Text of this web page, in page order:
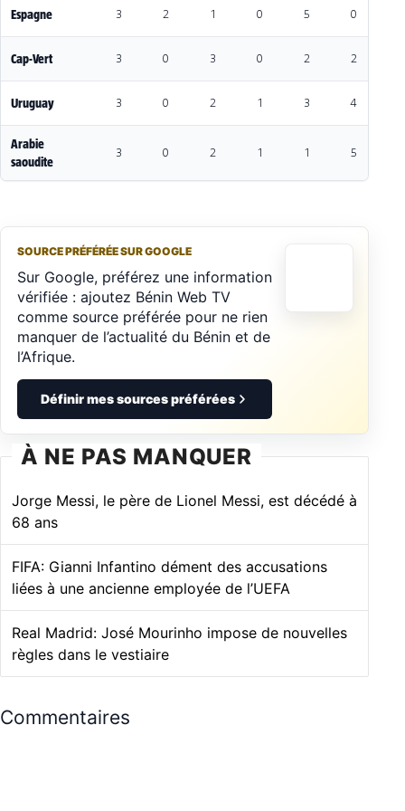
Espagne 3 2 1 0 5 0
Cap-Vert 3 0 3 0 2 2
Uruguay 3 0 2 1 3 4
Arabie
saoudite
3 0 2 1 1 5
SOURCE PRÉFÉRÉE SUR GOOGLE
Sur Google, préférez une information
vérifiée : ajoutez Bénin Web TV
comme source préférée pour ne rien
manquer de l’actualité du Bénin et de
l’Afrique.
Définir mes sources préférées
À NE PAS MANQUER
Jorge Messi, le père de Lionel Messi, est décédé à
68 ans
FIFA: Gianni Infantino dément des accusations
liées à une ancienne employée de l’UEFA
Real Madrid: José Mourinho impose de nouvelles
règles dans le vestiaire
Commentaires